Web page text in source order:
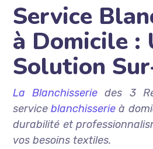
Service
à Domicile :
Solution
La Blanchisserie des 3
serviceblanchisserie à
durabilité et
vos besoins textiles.